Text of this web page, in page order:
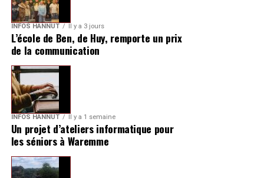
INFOS HANNUT Il y a 3 jours
L’école de Ben, de Huy, remporte un prix
de la communication
INFOS HANNUT Il y a 1 semaine
Un projet d’ateliers informatique pour
les séniors à Waremme